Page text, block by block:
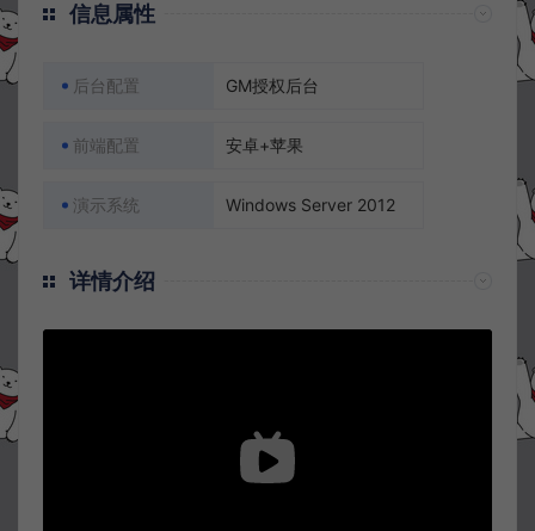
信息属性
后台配置 GM授权后台
前端配置 安卓+苹果
演示系统 Windows Server 2012
详情介绍